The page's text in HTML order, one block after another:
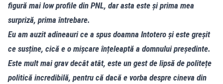
figură mai low profile din PNL, dar asta este și prima mea
surpriză, prima întrebare.
Eu am auzit adineauri ce a spus doamna Intotero și este greșit
ce susține, cică e o mișcare înțeleaptă a domnului președinte.
Este mult mai grav decât atât, este un gest de lipsă de politețe
politică incredibilă, pentru că dacă e vorba despre cineva din